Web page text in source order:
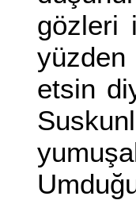
gözleri
etsin